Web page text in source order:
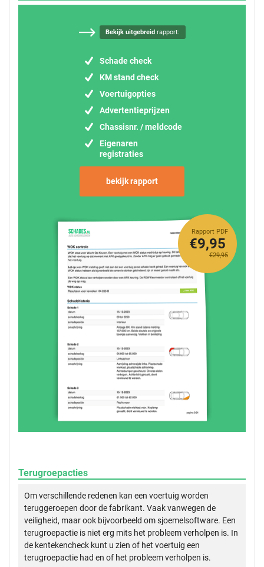
Bekijk uitgebreidrapport:
Schade check
KM stand check
Voertuigopties
Advertentieprijzen
Chassisnr. / meldcode
Eigenaren
registraties
bekijk rapport
Rapport PDF
€29,95
€9,95
Terugroepacties
Om verschillende redenen kan een voertuig worden
teruggeroepen door de fabrikant. Vaak vanwegen de
veiligheid, maar ook bijvoorbeeld om sjoemelsoftware. Een
terugroepactie is niet erg mits het probleem verholpen is. In
de kentekencheck kunt u zien of het voertuig een
terugroepactie had en of het probleem verholpen is.